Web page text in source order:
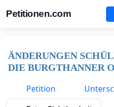
Petitionen.com
ÄNDERUNGEN
DIE BURGTHANNER
Petition